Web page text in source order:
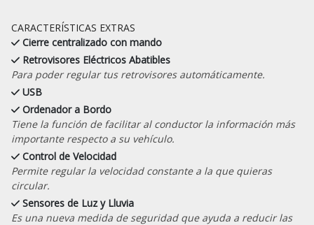
CARACTERÍSTICAS EXTRAS
Cierre centralizado con mando
Retrovisores Eléctricos Abatibles
Para poder regular tus retrovisores automáticamente.
USB
Ordenador a Bordo
Tiene la función de facilitar al conductor la información más
importante respecto a su vehículo.
Control de Velocidad
Permite regular la velocidad constante a la que quieras
circular.
Sensores de Luz y Lluvia
Es una nueva medida de seguridad que ayuda a reducir las